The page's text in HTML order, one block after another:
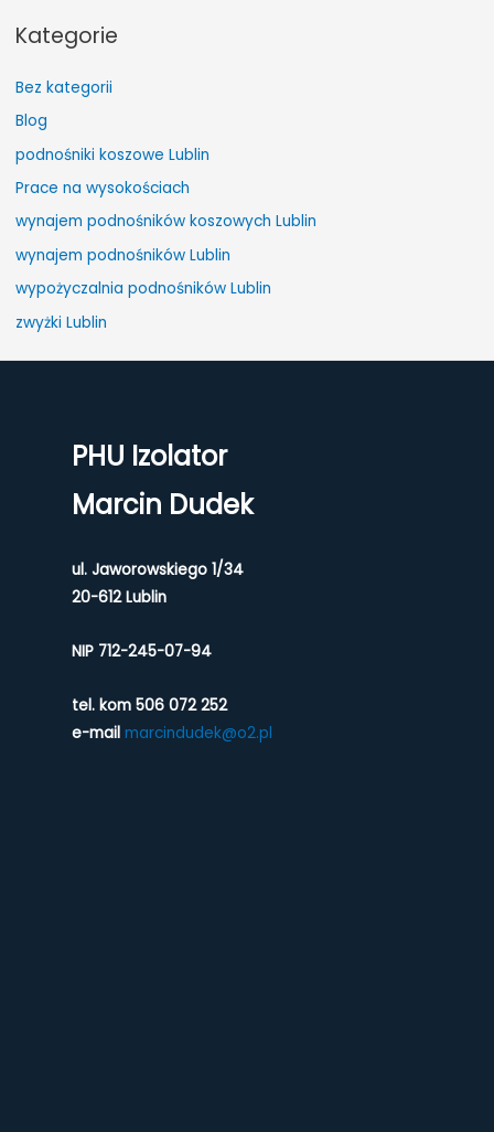
h
f
r
Kategorie
Bez kategorii
Blog
podnośniki koszowe Lublin
Prace na wysokościach
wynajem podnośników koszowych Lublin
wynajem podnośników Lublin
wypożyczalnia podnośników Lublin
zwyżki Lublin
PHU Izolator
Marcin Dudek
ul. Jaworowskiego 1/34
20-612 Lublin
NIP 712-245-07-94
tel. kom 506 072 252
e-mail marcindudek@o2.pl